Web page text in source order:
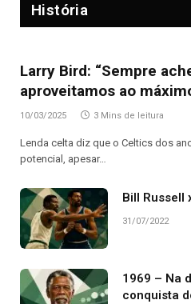
História
Larry Bird: “Sempre
aproveitamos ao
10/03/2025 3 Mins de leitura
Lenda celta diz que o Celtics dos
potencial, apesar…
Bill Russell
31/07/2022
1969 – Na
conquista